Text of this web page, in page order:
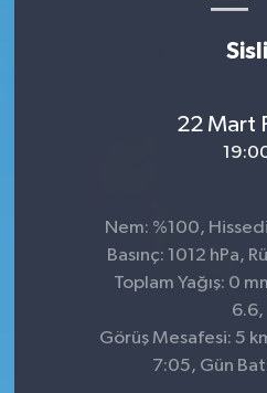
Sisli
22 Mart
Nem: %100,
Basınç: 1012 hPa,
Toplam Yağış: 0
6.6,
Görüş Mesafesi: 5
7:05, Gün